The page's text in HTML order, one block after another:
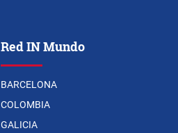
Red IN Mundo
BARCELONA
COLOMBIA
GALICIA